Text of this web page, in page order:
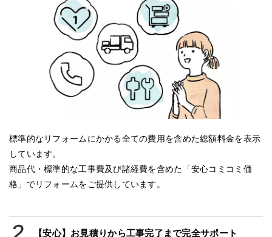
標準的なリフォームにかかる全ての費用を含めた総額料金を表示
しています。
商品代・標準的な工事費及び諸経費を含めた「安心コミコミ価
格」でリフォームをご提供しています。
【安心】お見積りから工事完了まで完全サポート